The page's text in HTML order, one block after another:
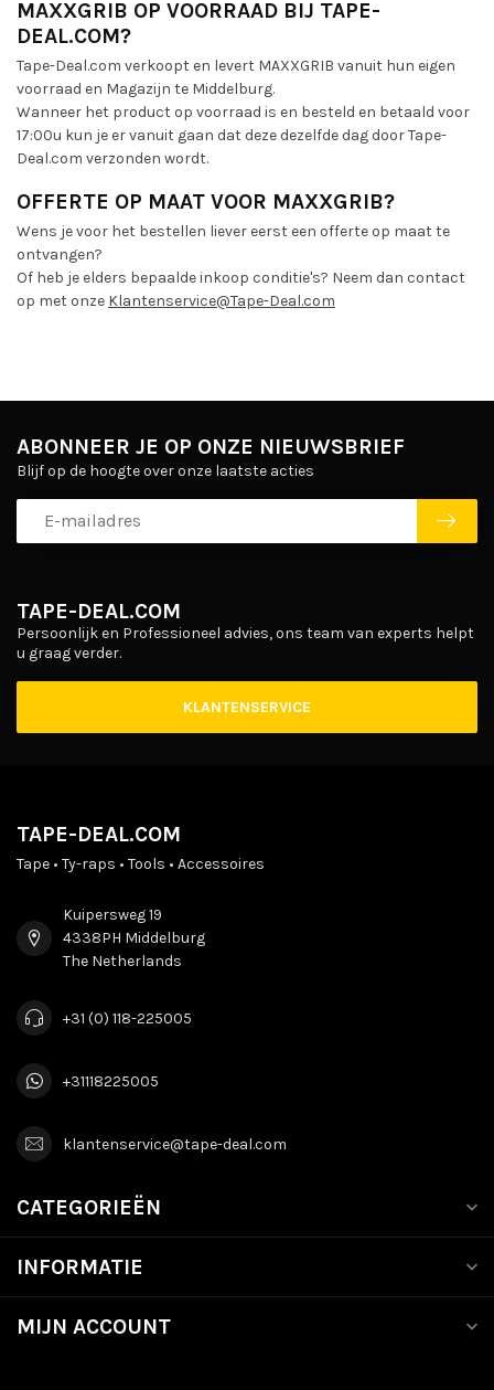
MAXXGRIB OP VOORRAAD BIJ TAPE-
DEAL.COM?
Tape-Deal.com verkoopt en levert MAXXGRIB vanuit hun eigen
voorraad en Magazijn te Middelburg.
Wanneer het product op voorraad is en besteld en betaald voor
17:00u kun je er vanuit gaan dat deze dezelfde dag door Tape-
Deal.com verzonden wordt.
OFFERTE OP MAAT VOOR MAXXGRIB?
Wens je voor het bestellen liever eerst een offerte op maat te
ontvangen?
Of heb je elders bepaalde inkoop conditie's? Neem dan contact
op met onze Klantenservice@Tape-Deal.com
TAPE-DEAL.COM
Persoonlijk en Professioneel advies, ons team van experts helpt
u graag verder.
KLANTENSERVICE
ABONNEER JE OP ONZE NIEUWSBRIEF
Blijf op de hoogte over onze laatste acties
TAPE-DEAL.COM
Tape • Ty-raps • Tools • Accessoires
Kuipersweg 19
4338PH Middelburg
The Netherlands
+31 (0) 118-225005
+31118225005
klantenservice@tape-deal.com
CATEGORIEËN
INFORMATIE
MIJN ACCOUNT